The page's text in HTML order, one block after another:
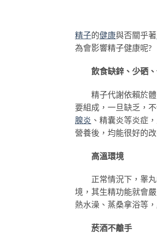
精子的健康與否關乎著
為會影響精子健康呢?
飲食缺鋅、少硒、
精子代謝依賴於體
要組成，一旦缺乏，
腺炎 、精囊炎等炎症
營養後，均能很好的
高溫環境
正常情況下，睾丸
境，其生精功能就會
熱水澡、蒸桑拿浴等
菸酒不離手